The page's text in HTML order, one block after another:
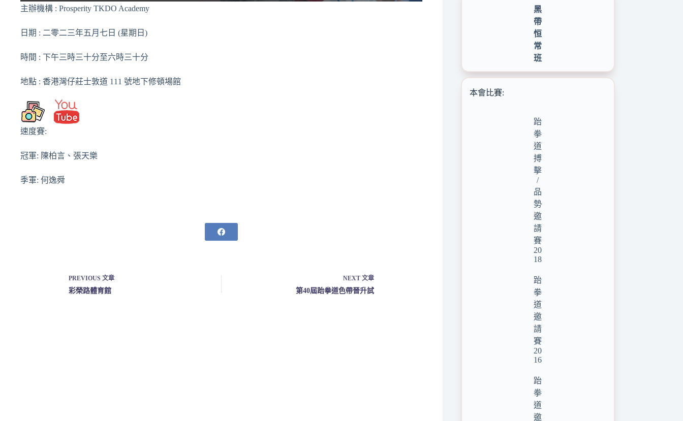
主辦機構 : Prosperity TKDO Academy
日期 : 二零二三年五月七日 (星期日)
時間 : 下午三時三十分至六時三十分
地點 : 香港灣仔莊士敦道 111 號地下修頓場館
速度賽:
冠軍: 陳柏言、張天樂
季軍: 何逸舜
PREVIOUS 文章
彩榮路體育館
NEXT 文章
第40屆跆拳道色帶晉升試
黑
帶
恒
常
班
本會比賽:
跆
拳
道
搏
擊
/
品
勢
邀
請
賽
20
18
跆
拳
道
邀
請
賽
20
16
跆
拳
道
邀